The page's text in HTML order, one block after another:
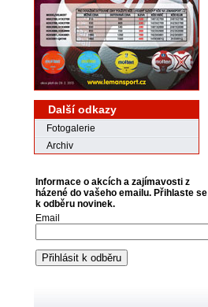
Další odkazy
Fotogalerie
Archiv
Informace o akcích a zajímavosti z
házené do vašeho emailu. Přihlaste se
k odběru novinek.
Email